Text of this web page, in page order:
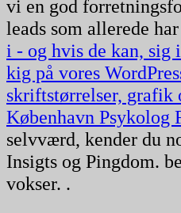
vi en god
leads som allerede
i - og hvis de kan, sig
kig på vores
skriftstørrelser, grafik
København Psykolog
selvværd, kender du
Insigts og Pingdom.
vokser. .